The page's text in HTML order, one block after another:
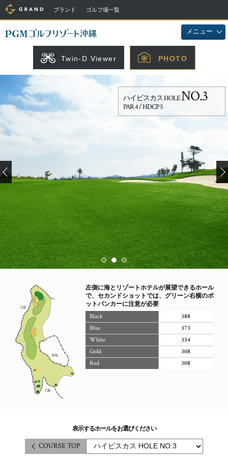
ブランド ゴルフ場一覧
メニュー
Twin-D Viewer PHOTO
ハイビスカス HOLENO.3
PAR 4 / HDCP 5
左側に海とリゾートホテルが展望できるホール
で、セカンドショットでは、グリーン右横のポ
ットバンカーに注意が必要
Black
388
Blue
373
White
354
Gold
308
Red
308
表示するホールをお選びください
COURSE TOP